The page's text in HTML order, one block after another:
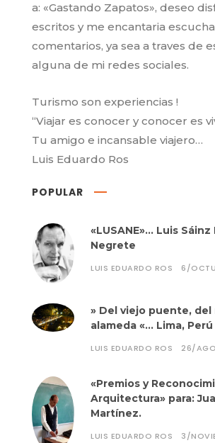
a: «Gastando Zapatos», deseo
escritos y me encantaria
comentarios, ya sea a traves de
alguna de mi redes sociales.
Turismo son experiencias !
“Viajar es conocer y conocer es
Tu amigo e incansable viajero…
Luis Eduardo Ros
POPULAR
«LUSANE»… Luis Sáinz
Negrete
LUIS EDUARDO ROS 6/
» Del viejo puente, del
alameda «… Lima, Perú
LUIS EDUARDO ROS 26/
«Premios y
Arquitectura» para:
Martínez.
LUIS EDUARDO ROS 3/